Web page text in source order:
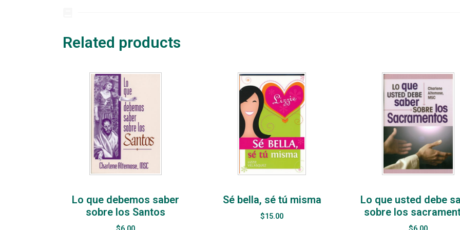
Related products
Lo que debemos saber
sobre los Santos
Sé bella, sé tú misma
$15.00
Lo que usted debe
sobre los